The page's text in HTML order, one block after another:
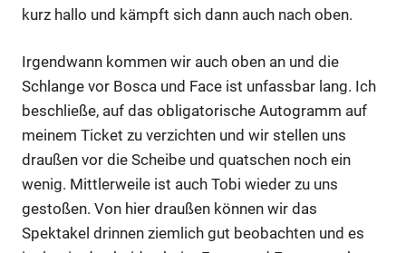
kurz hallo und kämpft sich dann auch nach oben.
Irgendwann kommen wir auch oben an und die
Schlange vor Bosca und Face ist unfassbar lang. Ich
beschließe, auf das obligatorische Autogramm auf
meinem Ticket zu verzichten und wir stellen uns
draußen vor die Scheibe und quatschen noch ein
wenig. Mittlerweile ist auch Tobi wieder zu uns
gestoßen. Von hier draußen können wir das
Spektakel drinnen ziemlich gut beobachten und es